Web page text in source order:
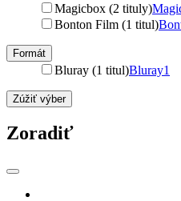
Magicbox (2 tituly)
Bonton Film (1 titul)
Formát
Bluray (1 titul)Bluray1
Zúžiť výber
Zoradiť